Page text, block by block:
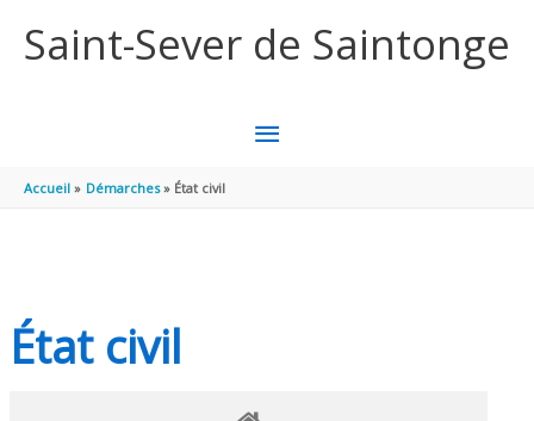
Saint-Sever de Saintonge
MENU
Accueil Démarches État civil
État civil